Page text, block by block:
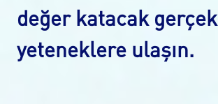
değer katacak gerçek
yeteneklere ulaşın.